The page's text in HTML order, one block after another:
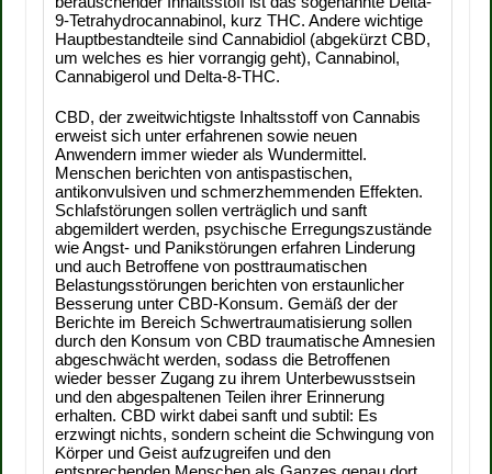
9-Tetrahydrocannabinol, kurz THC. Andere wichtige
Hauptbestandteile sind Cannabidiol (abgekürzt CBD,
um welches es hier vorrangig geht), Cannabinol,
Cannabigerol und Delta-8-THC.
CBD, der zweitwichtigste Inhaltsstoff von Cannabis
erweist sich unter erfahrenen sowie neuen
Anwendern immer wieder als Wundermittel.
Menschen berichten von antispastischen,
antikonvulsiven und schmerzhemmenden Effekten.
Schlafstörungen sollen verträglich und sanft
abgemildert werden, psychische Erregungszustände
wie Angst- und Panikstörungen erfahren Linderung
und auch Betroffene von posttraumatischen
Belastungsstörungen berichten von erstaunlicher
Besserung unter CBD-Konsum. Gemäß der der
Berichte im Bereich Schwertraumatisierung sollen
durch den Konsum von CBD traumatische Amnesien
abgeschwächt werden, sodass die Betroffenen
wieder besser Zugang zu ihrem Unterbewusstsein
und den abgespaltenen Teilen ihrer Erinnerung
erhalten. CBD wirkt dabei sanft und subtil: Es
erzwingt nichts, sondern scheint die Schwingung von
Körper und Geist aufzugreifen und den